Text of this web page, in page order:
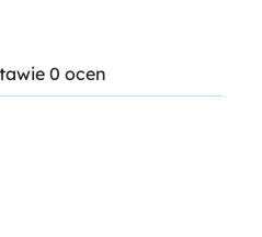
0 ocen